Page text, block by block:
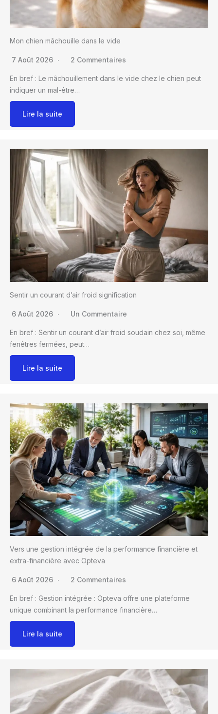
Mon chien mâchouille dans le vide
7 Août 2026 2 Commentaires
En bref : Le mâchouillement dans le vide chez le chien peut
indiquer un mal-être…
Lire la suite
Sentir un courant d’air froid signification
6 Août 2026 Un Commentaire
En bref : Sentir un courant d’air froid soudain chez soi, même
fenêtres fermées, peut…
Lire la suite
Vers une gestion intégrée de la performance financière et
extra-financière avec Opteva
6 Août 2026 2 Commentaires
En bref : Gestion intégrée : Opteva offre une plateforme
unique combinant la performance financière…
Lire la suite